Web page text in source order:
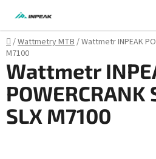
obsah
Domů
/Wattmetry MTB/Wattmetr INPEAK
M7100
Wattmetr
SLX M7100